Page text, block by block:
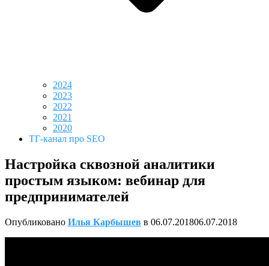
2024
2023
2022
2021
2020
ТГ-канал про SEO
Настройка сквозной аналитики
простым языком: вебинар для
предпринимателей
Опубликовано Илья Карбышев в 06.07.201806.07.2018